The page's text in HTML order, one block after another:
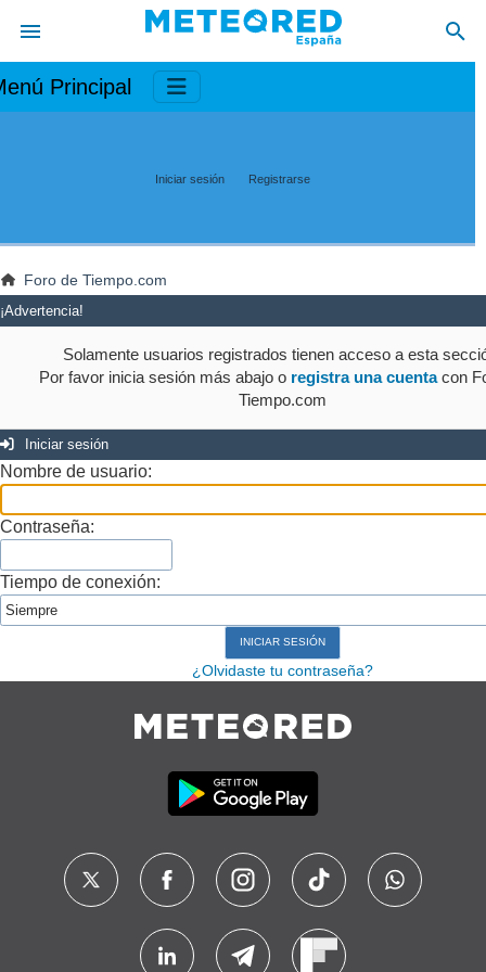
Principal
Iniciar sesión Registrarse
Foro de Tiempo.com
¡Advertencia!
Solamente usuarios registrados tienen acceso a esta
Por favor inicia sesión más abajo o registra una cuentacon
Tiempo.com
Iniciar sesión
Nombre de usuario:
Contraseña:
Tiempo de conexión:
¿Olvidaste tu contraseña?